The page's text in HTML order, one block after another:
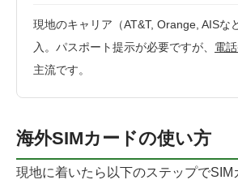
現地のキャリア（AT&T, Orange, AISな
入。パスポート提示が必要ですが、 電
主流です。
海外SIMカードの使い方
現地に着いたら以下のステップでSIM